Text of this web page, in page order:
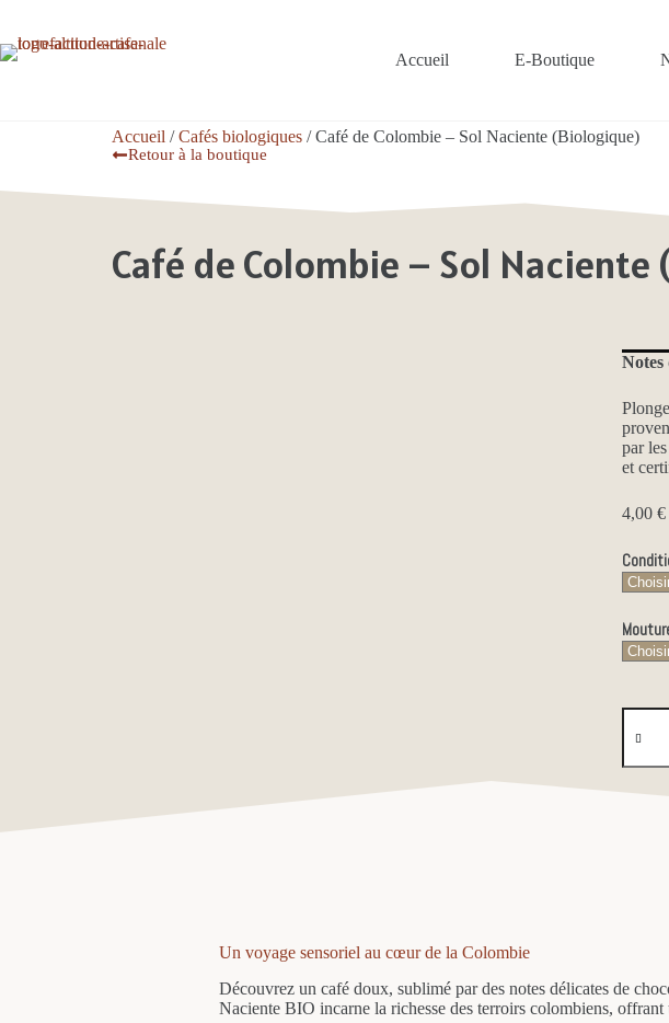
Accueil E-Boutique
Accueil /Cafés biologiques / Café de Colombie – Sol Naciente (Biologique)
Retour à la boutique
Café de Colombie – Sol
Notes
par
et
4,00 €
Un voyage sensoriel au cœur de la Colombie
Découvrez un café doux, sublimé par des notes délicates de
Naciente BIO incarne la richesse des terroirs colombiens,